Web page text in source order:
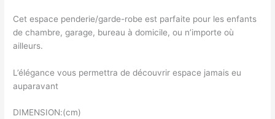
Cet espace penderie/garde-robe est parfaite pour les enfants
de chambre, garage, bureau à domicile, ou n’importe où
ailleurs.
L’élégance vous permettra de découvrir espace jamais eu
auparavant
DIMENSION:(cm)